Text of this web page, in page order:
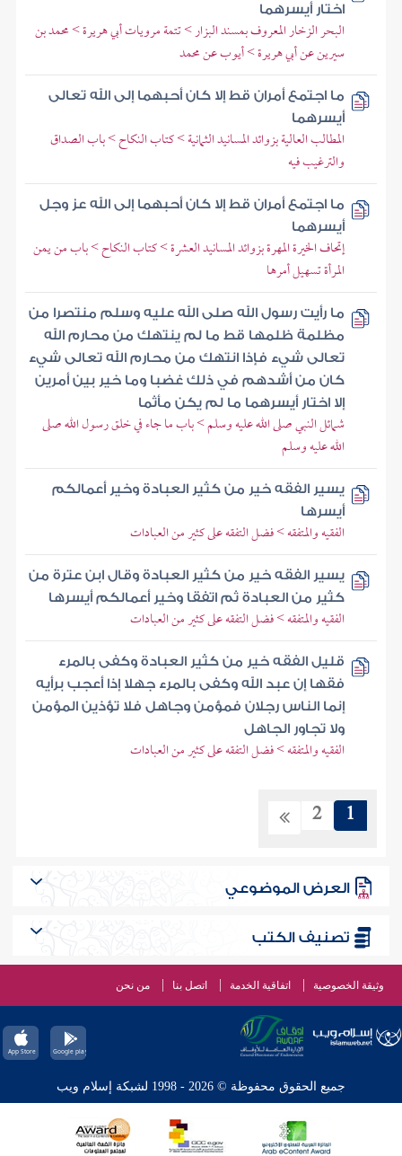
اختار أيسرهما
البحر الزخار المعروف بمسند البزار > تتمة مرويات أبي هريرة > محمد بن
سيرين عن أبي هريرة > أيوب عن محمد
ما اجتمع أمران قط إلا كان أحبهما إلى الله تعالى
أيسرهما
المطالب العالية بزوائد المسانيد الثمانية > كتاب النكاح > باب الصداق
والترغيب فيه
ما اجتمع أمران قط إلا كان أحبهما إلى الله عز وجل
أيسرهما
إتحاف الخيرة المهرة بزوائد المسانيد العشرة > كتاب النكاح > باب من يمن
المرأة تسهيل أمرها
ما رأيت رسول الله صلى الله عليه وسلم منتصرا من
مظلمة ظلمها قط ما لم ينتهك من محارم الله
تعالى شيء فإذا انتهك من محارم الله تعالى شيء
كان من أشدهم في ذلك غضبا وما خير بين أمرين
إلا اختار أيسرهما ما لم يكن مأثما
شمائل النبي صلى الله عليه وسلم > باب ما جاء في خلق رسول الله صلى
الله عليه وسلم
يسير الفقه خير من كثير العبادة وخير أعمالكم
أيسرها
الفقيه والمتفقه > فضل التفقه على كثير من العبادات
يسير الفقه خير من كثير العبادة وقال ابن عترة من
كثير من العبادة ثم اتفقا وخير أعمالكم أيسرها
الفقيه والمتفقه > فضل التفقه على كثير من العبادات
قليل الفقه خير من كثير العبادة وكفى بالمرء
فقها إن عبد الله وكفى بالمرء جهلا إذا أعجب برأيه
إنما الناس رجلان فمؤمن وجاهل فلا تؤذين المؤمن
ولا تجاور الجاهل
الفقيه والمتفقه > فضل التفقه على كثير من العبادات
1
2
العرض الموضوعي
تصنيف الكتب
وثيقة الخصوصية اتفاقية الخدمة اتصل بنا من نحن
جميع الحقوق محفوظة © 2026 - 1998 لشبكة إسلام ويب